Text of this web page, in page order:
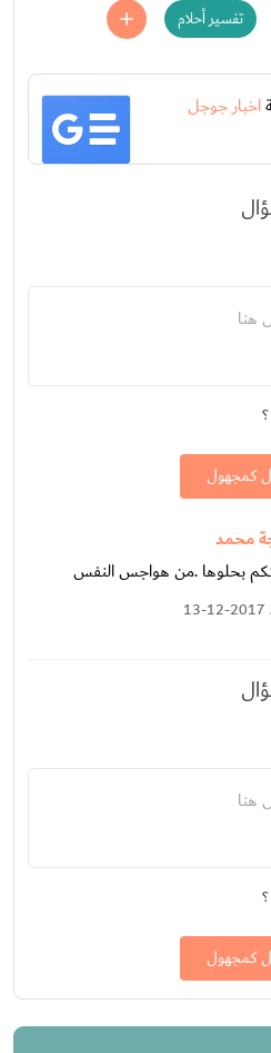
تفسير أحلام
اخبار جوجل
هنا
كمجهول
محمد
بحلوها .من هواجس النفس
13-12-2017
هنا
كمجهول